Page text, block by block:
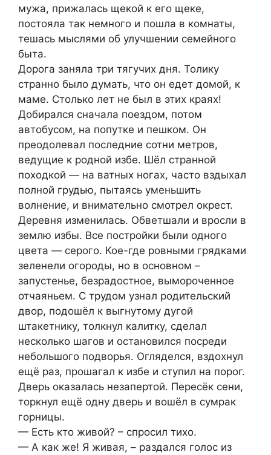
мужа, прижалась щекой к его щеке,
постояла так немного и пошла в комнаты,
тешась мыслями об улучшении семейного
быта.
Дорога заняла три тягучих дня. Толику
странно было думать, что он едет домой, к
маме. Столько лет не был в этих краях!
Добирался сначала поездом, потом
автобусом, на попутке и пешком. Он
преодолевал последние сотни метров,
ведущие к родной избе. Шёл странной
походкой — на ватных ногах, часто вздыхал
полной грудью, пытаясь уменьшить
волнение, и внимательно смотрел окрест.
Деревня изменилась. Обветшали и вросли в
землю избы. Все постройки были одного
цвета — серого. Кое-где ровными грядками
зеленели огороды, но в основном –
запустенье, безрадостное, вымороченное
отчаяньем. С трудом узнал родительский
двор, подошёл к выгнутому дугой
штакетнику, толкнул калитку, сделал
несколько шагов и остановился посреди
небольшого подворья. Огляделся, вздохнул
ещё раз, прошагал к избе и ступил на порог.
Дверь оказалась незапертой. Пересёк сени,
торкнул ещё одну дверь и вошёл в сумрак
горницы.
— Есть кто живой? – спросил тихо.
— А как же! Я живая, – раздался голос из